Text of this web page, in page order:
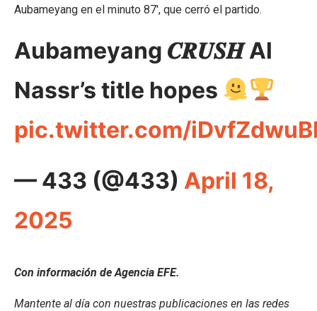
Aubameyang en el minuto 87′, que cerró el partido.
Aubameyang 𝑪𝑹𝑼𝑺𝑯 Al
Nassr’s title hopes
pic.twitter.com/
— 433 (@433) April 18,
2025
Con información de Agencia EFE.
Mantente al día con nuestras publicaciones en las redes